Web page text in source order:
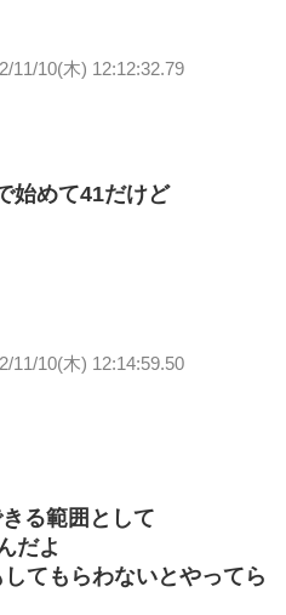
11/10(木) 12:12:32.79
始めて41だけど
11/10(木) 12:14:59.50
る範囲として
だよ
てもらわないとやってら